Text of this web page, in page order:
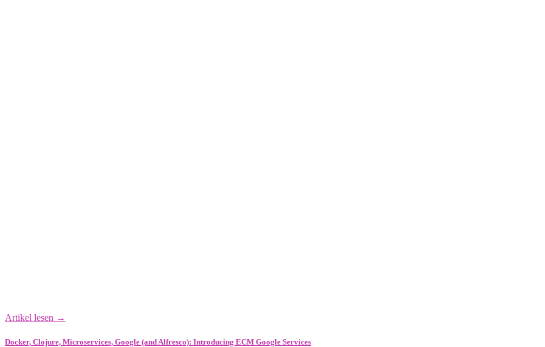
Artikel lesen →
Docker, Clojure, Microservices, Google (and Alfresco): Introducing ECM Google Services